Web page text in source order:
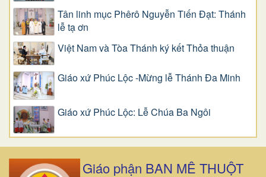
Tân linh mục Phêrô Nguyễn Tiến Đạt: Thánh
lễ tạ ơn
Việt Nam và Tòa Thánh ký kết Thỏa thuận
Giáo xứ Phúc Lộc -Mừng lễ Thánh Đa Minh
Giáo xứ Phúc Lộc: Lễ Chúa Ba Ngôi
Giáo phận BAN MÊ THUỘT